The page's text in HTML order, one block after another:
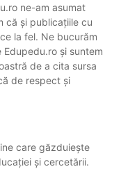
ne-am asumat
că și publicațiile cu
la fel. Ne bucurăm
și suntem
de a cita sursa
de respect și
care găzduiește
și cercetării.